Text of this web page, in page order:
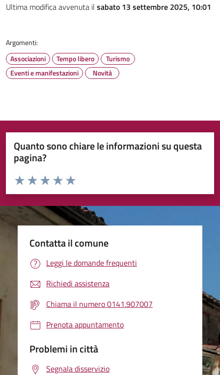
Ultima modifica avvenuta il sabato 13 settembre 2025, 10:01
Argomenti:
Associazioni
Tempo libero
Turismo
Eventi e manifestazioni
Novità
Quanto sono chiare le informazioni su questa
pagina?
Valuta da 1 a 5 stelle la pagina
Valuta 5 stelle su 5
Valuta 4 stelle su 5
Valuta 3 stelle su 5
Valuta 2 stelle su 5
Valuta 1 stelle su 5
Contatta il comune
Leggi le domande frequenti
Richiedi assistenza
Chiama il numero 0141.907007
Prenota appuntamento
Problemi in città
Segnala disservizio